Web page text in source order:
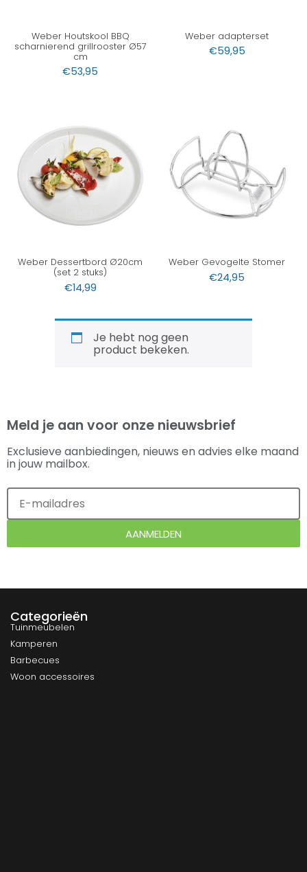
Weber Houtskool BBQ
scharnierend grillrooster Ø57
cm
€53,95
Weber adapterset
€59,95
Weber Dessertbord Ø20cm
(set 2 stuks)
€14,99
Weber Gevogelte Stomer
€24,95
Je hebt nog geen
product bekeken.
Meld je aan voor onze nieuwsbrief
Exclusieve aanbiedingen, nieuws en advies elke maand
in jouw mailbox.
AANMELDEN
Categorieën
Tuinmeubelen
Kamperen
Barbecues
Woon accessoires